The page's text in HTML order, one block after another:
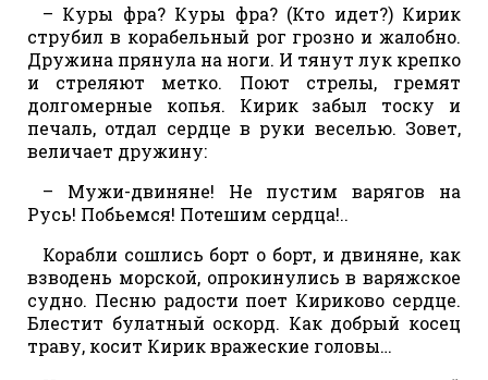
– Куры фра? Куры фра? (Кто идет?) Кирик
струбил в корабельный рог грозно и жалобно.
Дружина прянула на ноги. И тянут лук крепко
и стреляют метко. Поют стрелы, гремят
долгомерные копья. Кирик забыл тоску и
печаль, отдал сердце в руки веселью. Зовет,
величает дружину:
– Мужи-двиняне! Не пустим варягов на
Русь! Побьемся! Потешим сердца!..
Корабли сошлись борт о борт, и двиняне, как
взводень морской, опрокинулись в варяжское
судно. Песню радости поет Кириково сердце.
Блестит булатный оскорд. Как добрый косец
траву, косит Кирик вражеские головы…